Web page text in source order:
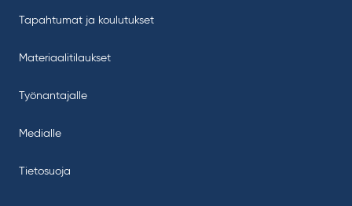
Tapahtumat ja koulutukset
Materiaalitilaukset
Työnantajalle
Medialle
Tietosuoja